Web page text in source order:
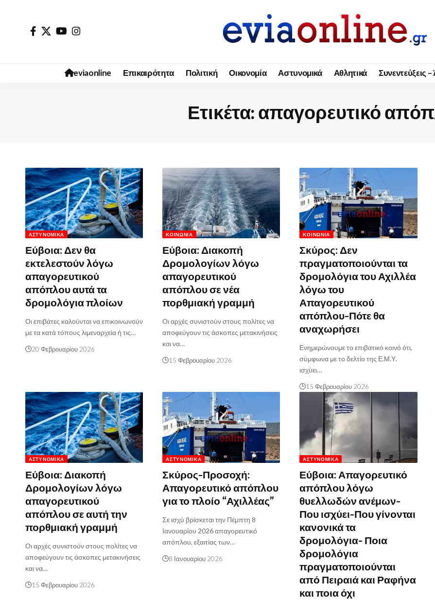
eviaonline Επικαιρότητα Πολιτική Οικονομία Αστυνομικά Αθλητικά Συνεντεύξεις
Ετικέτα:απαγορευτικό
ΑΣΤΥΝΟΜΙΚΆ
Εύβοια: Δεν θα
εκτελεστούν λόγω
απαγορευτικού
απόπλου αυτά τα
δρομολόγια πλοίων
Οι επιβάτες καλούνται να επικοινωνούν
με τα κατά τόπους λιμεναρχεία ή τις…
20 Φεβρουαρίου 2026
ΚΟΙΝΩΝΊΑ
Εύβοια: Διακοπή
Δρομολογίων λόγω
απαγορευτικού
απόπλου σε νέα
πορθμιακή γραμμή
Οι αρχές συνιστούν στους πολίτες να
αποφεύγουν τις άσκοπες μετακινήσεις
και να…
15 Φεβρουαρίου 2026
ΚΟΙΝΩΝΊΑ
Σκύρος: Δεν
πραγματοποιούνται τα
δρομολόγια του Αχιλλέα
λόγω του
Απαγορευτικού
απόπλου-Πότε θα
αναχωρήσει
Ενημερώνουμε το επιβατικό κοινό ότι,
σύμφωνα με το δελτίο της Ε.Μ.Υ.
ισχύει…
15 Φεβρουαρίου 2026
ΑΣΤΥΝΟΜΙΚΆ
Εύβοια: Διακοπή
Δρομολογίων λόγω
απαγορευτικού
απόπλου σε αυτή την
πορθμιακή γραμμή
Οι αρχές συνιστούν στους πολίτες να
αποφεύγουν τις άσκοπες μετακινήσεις
και να…
15 Φεβρουαρίου 2026
ΑΣΤΥΝΟΜΙΚΆ
Σκύρος-Προσοχή:
Απαγορευτικό απόπλου
για το πλοίο “Αχιλλέας”
Σε ισχύ βρίσκεται την Πέμπτη 8
Ιανουαρίου 2026 απαγορευτικό
απόπλου, εξαιτίας των…
8 Ιανουαρίου 2026
ΑΣΤΥΝΟΜΙΚΆ
Εύβοια: Απαγορευτικό
απόπλου λόγω
θυελλωδών ανέμων-
Που ισχύει-Που γίνονται
κανονικά τα
δρομολόγια- Ποια
δρομολόγια
πραγματοποιούνται
από Πειραιά και Ραφήνα
και ποια όχι